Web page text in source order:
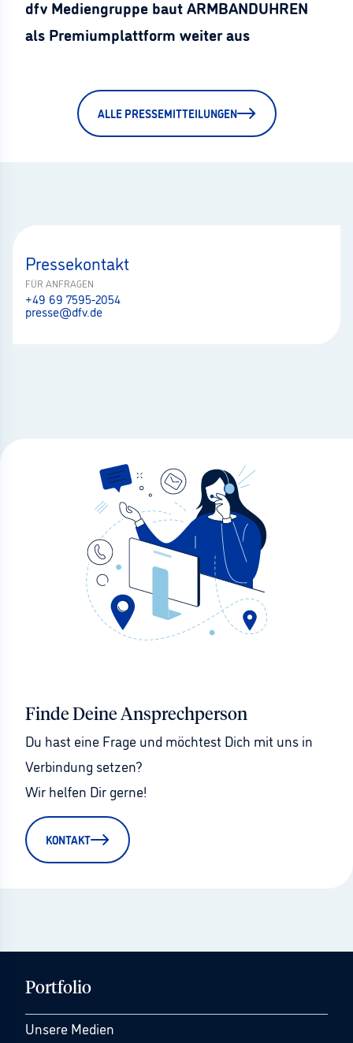
dfv Mediengruppe baut ARMBANDUHREN
als Premiumplattform weiter aus
ALLE PRESSEMITTEILUNGEN
Pressekontakt
FÜR ANFRAGEN
+49 69 7595-2054
presse@dfv.de
Finde Deine Ansprechperson
Du hast eine Frage und möchtest Dich mit uns in
Verbindung setzen?
Wir helfen Dir gerne!
KONTAKT
Portfolio
Unsere Medien